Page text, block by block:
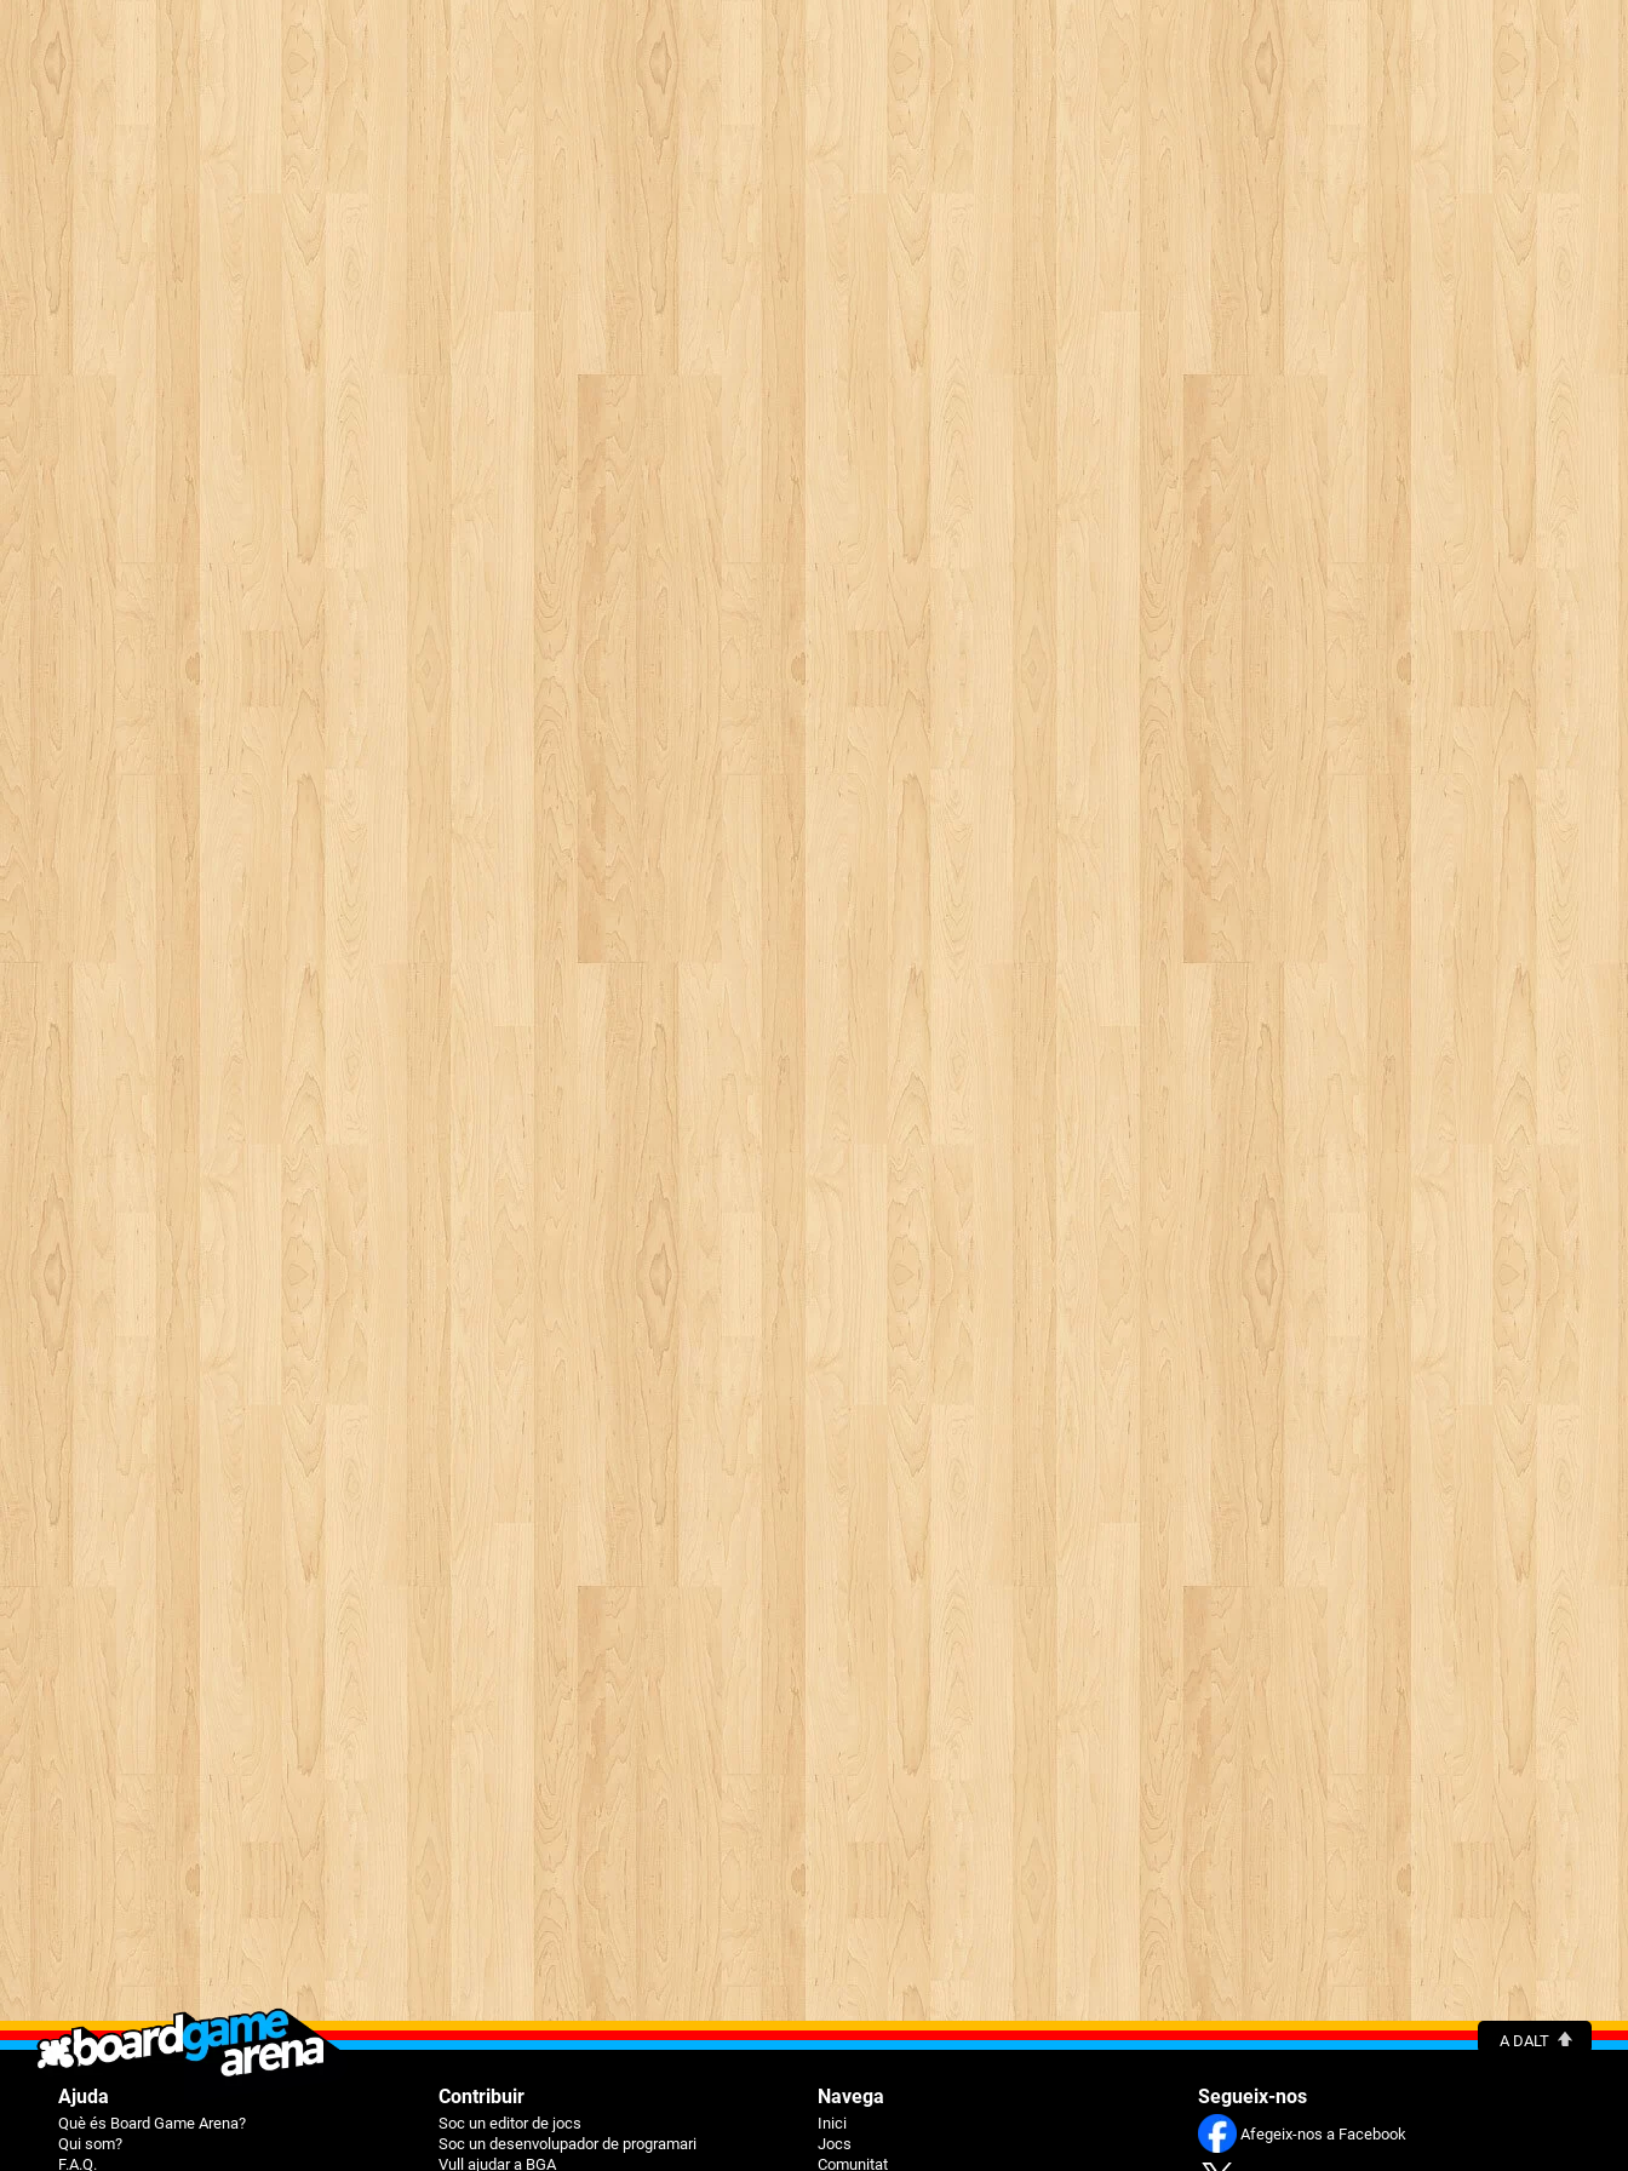
A DALT
Ajuda
Què és Board Game Arena?
Qui som?
F.A.Q.
Contribuir
Soc un editor de jocs
Soc un desenvolupador de programari
Vull ajudar a BGA
Navega
Inici
Jocs
Comunitat
Segueix-nos
Afegeix-nos a Facebook